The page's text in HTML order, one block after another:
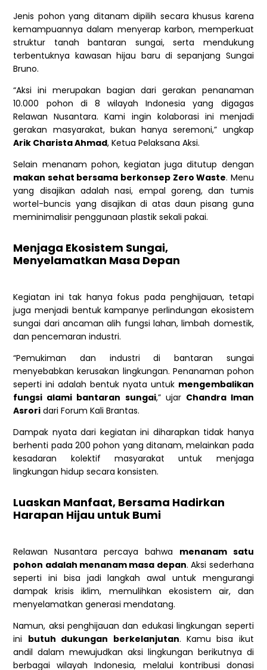
Jenis pohon yang ditanam dipilih secara khusus karena
kemampuannya dalam menyerap karbon, memperkuat
struktur tanah bantaran sungai, serta mendukung
terbentuknya kawasan hijau baru di sepanjang Sungai
Bruno.
“Aksi ini merupakan bagian dari gerakan penanaman
10.000 pohon di 8 wilayah Indonesia yang digagas
Relawan Nusantara. Kami ingin kolaborasi ini menjadi
gerakan masyarakat, bukan hanya seremoni,” ungkap
Arik Charista Ahmad, Ketua Pelaksana Aksi.
Selain menanam pohon, kegiatan juga ditutup dengan
makan sehat bersama berkonsep Zero Waste. Menu
yang disajikan adalah nasi, empal goreng, dan tumis
wortel-buncis yang disajikan di atas daun pisang guna
meminimalisir penggunaan plastik sekali pakai.
Menjaga Ekosistem Sungai,
Menyelamatkan Masa Depan
Kegiatan ini tak hanya fokus pada penghijauan, tetapi
juga menjadi bentuk kampanye perlindungan ekosistem
sungai dari ancaman alih fungsi lahan, limbah domestik,
dan pencemaran industri.
“Pemukiman dan industri di bantaran sungai
menyebabkan kerusakan lingkungan. Penanaman pohon
seperti ini adalah bentuk nyata untuk mengembalikan
fungsi alami bantaran sungai,” ujar Chandra Iman
Asrori dari Forum Kali Brantas.
Dampak nyata dari kegiatan ini diharapkan tidak hanya
berhenti pada 200 pohon yang ditanam, melainkan pada
kesadaran kolektif masyarakat untuk menjaga
lingkungan hidup secara konsisten.
Luaskan Manfaat, Bersama Hadirkan
Harapan Hijau untuk Bumi
Relawan Nusantara percaya bahwa menanam satu
pohon adalah menanam masa depan. Aksi sederhana
seperti ini bisa jadi langkah awal untuk mengurangi
dampak krisis iklim, memulihkan ekosistem air, dan
menyelamatkan generasi mendatang.
Namun, aksi penghijauan dan edukasi lingkungan seperti
ini butuh dukungan berkelanjutan. Kamu bisa ikut
andil dalam mewujudkan aksi lingkungan berikutnya di
berbagai wilayah Indonesia, melalui kontribusi donasi